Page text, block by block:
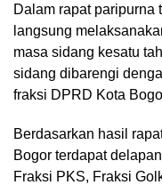
Dalam rapat paripurna
langsung
masa sidang kesatu
sidang dibarengi
fraksi DPRD Kota
Berdasarkan hasil
Bogor terdapat
Fraksi PKS, Fraksi